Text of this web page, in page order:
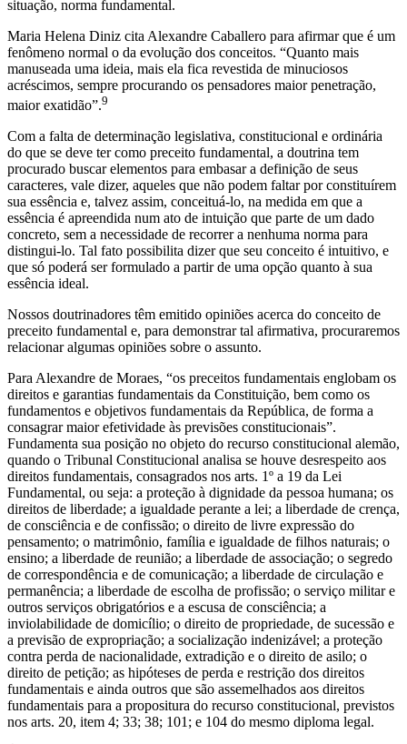
situação, norma fundamental.
Maria Helena Diniz cita Alexandre Caballero para afirmar que é um
fenômeno normal o da evolução dos conceitos. “Quanto mais
manuseada uma ideia, mais ela fica revestida de minuciosos
acréscimos, sempre procurando os pensadores maior penetração,
maior exatidão”.9
Com a falta de determinação legislativa, constitucional e ordinária
do que se deve ter como preceito fundamental, a doutrina tem
procurado buscar elementos para embasar a definição de seus
caracteres, vale dizer, aqueles que não podem faltar por constituírem
sua essência e, talvez assim, conceituá-lo, na medida em que a
essência é apreendida num ato de intuição que parte de um dado
concreto, sem a necessidade de recorrer a nenhuma norma para
distingui-lo. Tal fato possibilita dizer que seu conceito é intuitivo, e
que só poderá ser formulado a partir de uma opção quanto à sua
essência ideal.
Nossos doutrinadores têm emitido opiniões acerca do conceito de
preceito fundamental e, para demonstrar tal afirmativa, procuraremos
relacionar algumas opiniões sobre o assunto.
Para Alexandre de Moraes, “os preceitos fundamentais englobam os
direitos e garantias fundamentais da Constituição, bem como os
fundamentos e objetivos fundamentais da República, de forma a
consagrar maior efetividade às previsões constitucionais”.
Fundamenta sua posição no objeto do recurso constitucional alemão,
quando o Tribunal Constitucional analisa se houve desrespeito aos
direitos fundamentais, consagrados nos arts. 1º a 19 da Lei
Fundamental, ou seja: a proteção à dignidade da pessoa humana; os
direitos de liberdade; a igualdade perante a lei; a liberdade de crença,
de consciência e de confissão; o direito de livre expressão do
pensamento; o matrimônio, família e igualdade de filhos naturais; o
ensino; a liberdade de reunião; a liberdade de associação; o segredo
de correspondência e de comunicação; a liberdade de circulação e
permanência; a liberdade de escolha de profissão; o serviço militar e
outros serviços obrigatórios e a escusa de consciência; a
inviolabilidade de domicílio; o direito de propriedade, de sucessão e
a previsão de expropriação; a socialização indenizável; a proteção
contra perda de nacionalidade, extradição e o direito de asilo; o
direito de petição; as hipóteses de perda e restrição dos direitos
fundamentais e ainda outros que são assemelhados aos direitos
fundamentais para a propositura do recurso constitucional, previstos
nos arts. 20, item 4; 33; 38; 101; e 104 do mesmo diploma legal.